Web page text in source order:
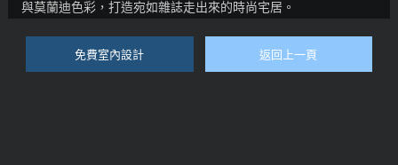
與莫蘭迪色彩，打造宛如雜誌走出來的時尚宅居。
免費室內設計 返回上一頁